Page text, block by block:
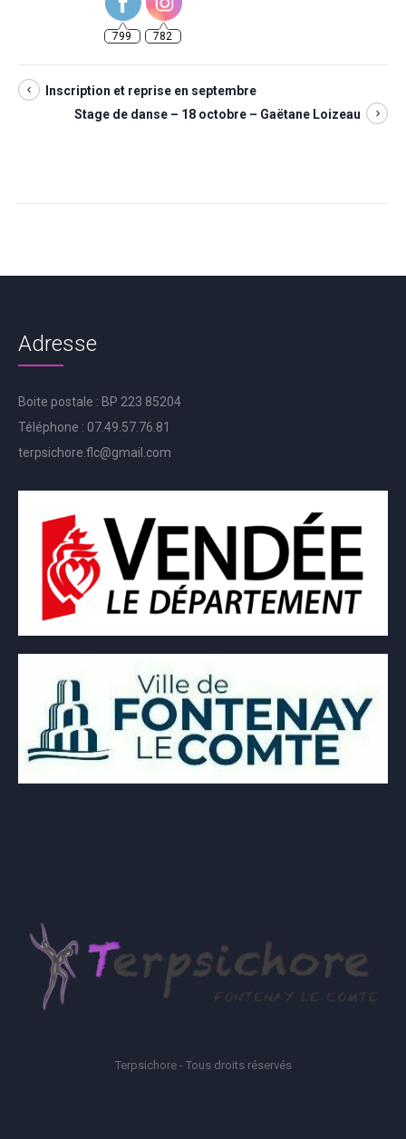
Inscription et reprise en septembre
Stage de danse – 18 octobre – Gaëtane Loizeau
Adresse
Boite postale : BP 223 85204
Téléphone : 07.49.57.76.81
terpsichore.flc@gmail.com
Terpsichore - Tous droits réservés
782